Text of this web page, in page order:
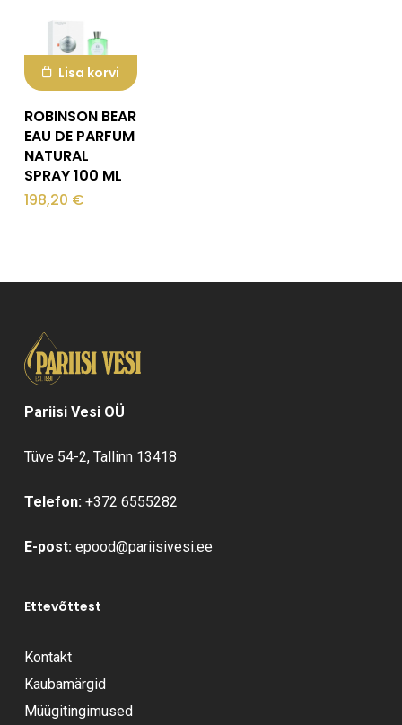
Lisa korvi
ROBINSON BEAR
EAU DE PARFUM
NATURAL
SPRAY 100 ML
198,20 €
Pariisi Vesi OÜ
Tüve 54-2, Tallinn 13418
Telefon: +372 6555282
E-post: epood@pariisivesi.ee
Ettevõttest
Kontakt
Kaubamärgid
Müügitingimused